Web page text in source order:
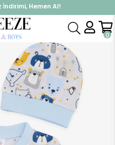
Hemen Al!
Kap, Hemen Üye Ol!
0